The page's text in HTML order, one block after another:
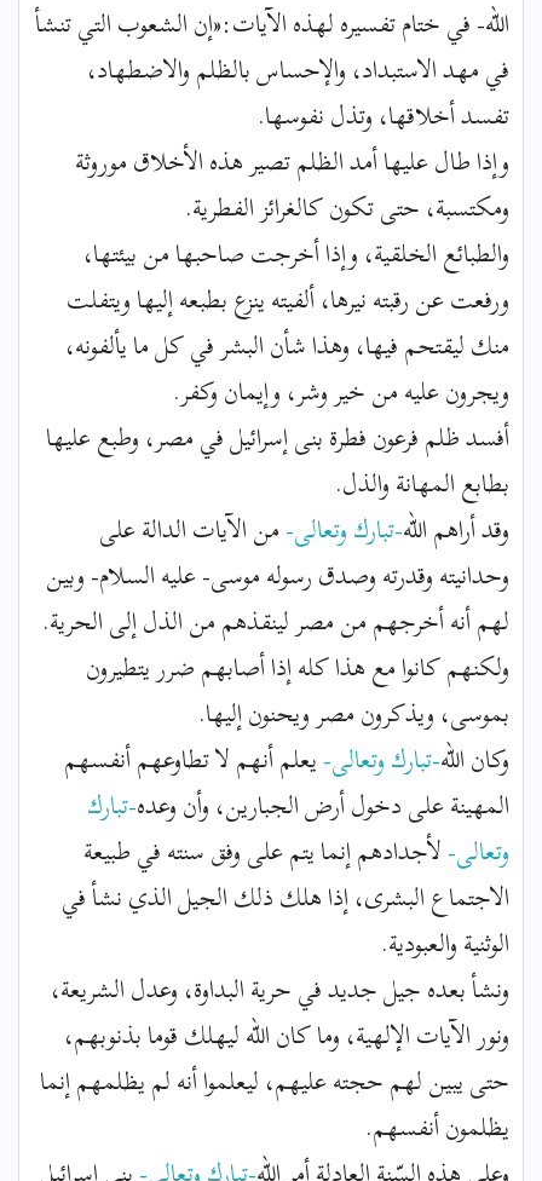
الله- في ختام تفسيره لهذه الآيات:«إن الشعوب التي تنشأ
في مهد الاستبداد، والإحساس بالظلم والاضطهاد،
تفسد أخلاقها، وتذل نفوسها.
وإذا طال عليها أمد الظلم تصير هذه الأخلاق موروثة
ومكتسبة، حتى تكون كالغرائز الفطرية.
والطبائع الخلقية، وإذا أخرجت صاحبها من بيئتها،
ورفعت عن رقبته نيرها، ألفيته ينزع بطبعه إليها ويتفلت
منك ليقتحم فيها، وهذا شأن البشر في كل ما يألفونه،
ويجرون عليه من خير وشر، وإيمان وكفر.
أفسد ظلم فرعون فطرة بنى إسرائيل في مصر، وطبع عليها
بطابع المهانة والذل.
وقد أراهم الله-تبارك وتعالى-من الآيات الدالة على
وحدانيته وقدرته وصدق رسوله موسى- عليه السلام- وبين
لهم أنه أخرجهم من مصر لينقذهم من الذل إلى الحرية.
ولكنهم كانوا مع هذا كله إذا أصابهم ضرر يتطيرون
بموسى، ويذكرون مصر ويحنون إليها.
وكان الله-تبارك وتعالى-يعلم أنهم لا تطاوعهم أنفسهم
المهينة على دخول أرض الجبارين، وأن وعده-تبارك
وتعالى-لأجدادهم إنما يتم على وفق سنته في طبيعة
الاجتماع البشرى، إذا هلك ذلك الجيل الذي نشأ في
الوثنية والعبودية.
ونشأ بعده جيل جديد في حرية البداوة، وعدل الشريعة،
ونور الآيات الإلهية، وما كان الله ليهلك قوما بذنوبهم،
حتى يبين لهم حجته عليهم، ليعلموا أنه لم يظلمهم إنما
يظلمون أنفسهم.